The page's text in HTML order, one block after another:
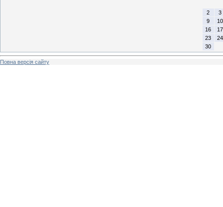
2
3
9
10
16
17
23
24
30
Повна версія сайту